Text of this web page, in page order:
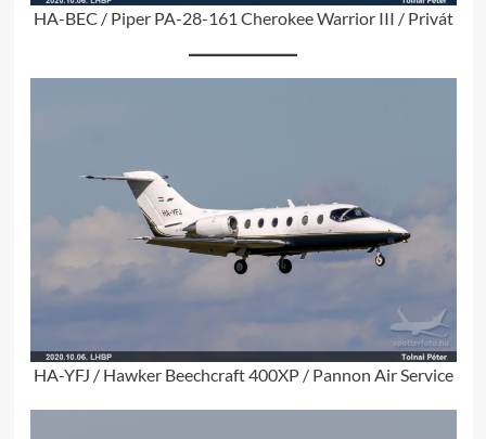
HA-BEC / Piper PA-28-161 Cherokee Warrior III / Privát
HA-YFJ / Hawker Beechcraft 400XP / Pannon Air Service